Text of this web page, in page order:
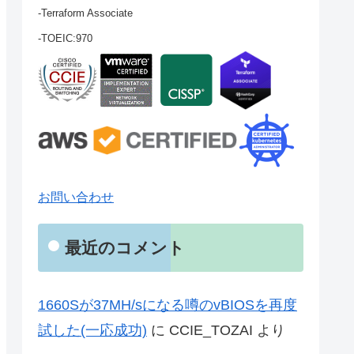
-Terraform Associate
-TOEIC:970
お問い合わせ
最近のコメント
1660Sが37MH/sになる噂のvBIOSを再度
試した(一応成功) に CCIE_TOZAI より